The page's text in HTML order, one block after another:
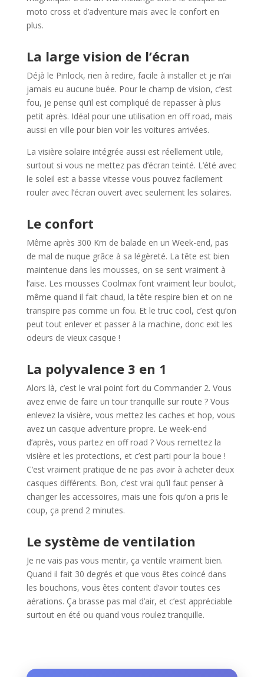
moto cross et d’adventure mais avec le confort en
plus.
La large vision de l’écran
Déjà le Pinlock, rien à redire, facile à installer et je n’ai
jamais eu aucune buée. Pour le champ de vision, c’est
fou, je pense qu’il est compliqué de repasser à plus
petit après. Idéal pour une utilisation en off road, mais
aussi en ville pour bien voir les voitures arrivées.
La visière solaire intégrée aussi est réellement utile,
surtout si vous ne mettez pas d’écran teinté. L’été avec
le soleil est a basse vitesse vous pouvez facilement
rouler avec l’écran ouvert avec seulement les solaires.
Le confort
Même après 300 Km de balade en un Week-end, pas
de mal de nuque grâce à sa légèreté. La tête est bien
maintenue dans les mousses, on se sent vraiment à
l’aise. Les mousses Coolmax font vraiment leur boulot,
même quand il fait chaud, la tête respire bien et on ne
transpire pas comme un fou. Et le truc cool, c’est qu’on
peut tout enlever et passer à la machine, donc exit les
odeurs de vieux casque !
La polyvalence 3 en 1
Alors là, c’est le vrai point fort du Commander 2. Vous
avez envie de faire un tour tranquille sur route ? Vous
enlevez la visière, vous mettez les caches et hop, vous
avez un casque adventure propre. Le week-end
d’après, vous partez en off road ? Vous remettez la
visière et les protections, et c’est parti pour la boue !
C’est vraiment pratique de ne pas avoir à acheter deux
casques différents. Bon, c’est vrai qu’il faut penser à
changer les accessoires, mais une fois qu’on a pris le
coup, ça prend 2 minutes.
Le système de ventilation
Je ne vais pas vous mentir, ça ventile vraiment bien.
Quand il fait 30 degrés et que vous êtes coincé dans
les bouchons, vous êtes content d’avoir toutes ces
aérations. Ça brasse pas mal d’air, et c’est appréciable
surtout en été ou quand vous roulez tranquille.